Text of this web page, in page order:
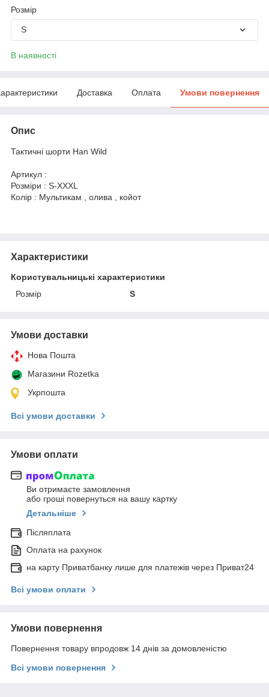
Розмір
S
В наявності
Доставка Оплата Умови повернення
Опис
Тактичні шорти Han Wild
Артикул :
Розміри : S-XXXL
Колір : Мультикам , олива , койот
Характеристики
Користувальницькі характеристики
Розмір
S
Умови доставки
Нова Пошта
Магазини Rozetka
Укрпошта
Всі умови доставки
Умови оплати
Ви отримаєте замовлення
або гроші повернуться на вашу картку
Детальніше
Післяплата
Оплата на рахунок
на карту Приватбанку лише для платежів через Приват24
Всі умови оплати
Умови повернення
Повернення товару впродовж 14 днів за домовленістю
Всі умови повернення